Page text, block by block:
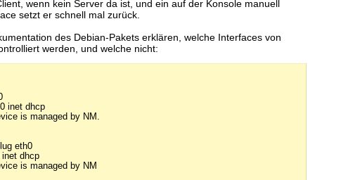
wenn kein Server da ist, und ein auf der Konsole manuell
setzt er schnell mal zurück.
des Debian-Pakets erklären, welche Interfaces von
werden, und welche nicht:
inet dhcp
is managed by NM.
eth0
dhcp
is managed by NM